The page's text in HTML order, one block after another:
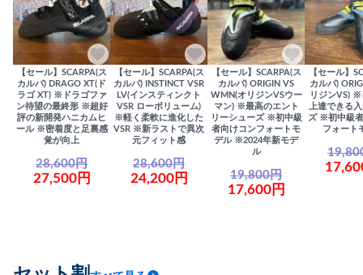
【セール】SCARPA(ス
カルパ) DRAGO XT(ド
ラゴ XT) ※ドラゴファ
ン待望の最終形 ※超好
評の新開発ハニカムヒ
ール ※密着度と足裏感
覚が向上
28,600円
27,500円
【セール】SCARPA(ス
カルパ) INSTINCT VSR
LV(インスティンクト
VSR ローボリューム)
※軽く柔軟に進化した
VSR ※新ラストで異次
元フィット感
28,600円
24,200円
【セール】SCARPA(ス
カルパ) ORIGIN VS
WMN(オリジンVSウー
マン) ※最高のエント
リーシューズ ※初中級
者向けコンフォートモ
デル ※2024年新モデ
ル
19,800円
17,600円
【セール】
カルパ)
リジンVS) ※
上達できる
ズ ※初中級
フォート